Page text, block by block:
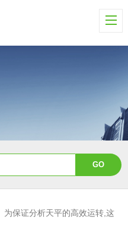
为保证分析天平的高效运转,这